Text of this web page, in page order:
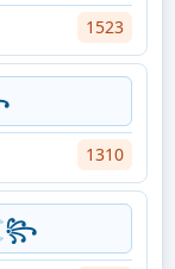
1523
1310